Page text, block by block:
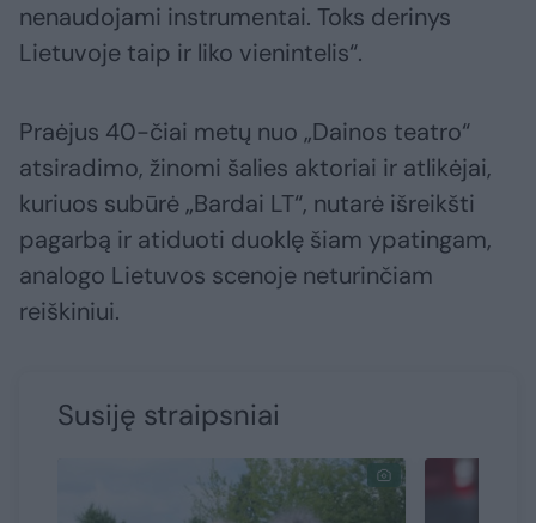
nenaudojami instrumentai. Toks derinys
Lietuvoje taip ir liko vienintelis“.
Praėjus 40-čiai metų nuo „Dainos teatro“
atsiradimo, žinomi šalies aktoriai ir atlikėjai,
kuriuos subūrė „Bardai LT“, nutarė išreikšti
pagarbą ir atiduoti duoklę šiam ypatingam,
analogo Lietuvos scenoje neturinčiam
reiškiniui.
Susiję straipsniai